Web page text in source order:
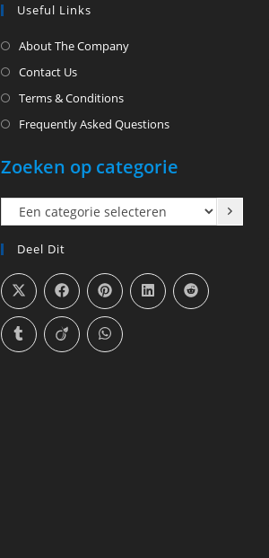
Useful Links
About The Company
Contact Us
Terms & Conditions
Frequently Asked Questions
Zoeken op categorie
Een
categorie
selecteren
Deel Dit